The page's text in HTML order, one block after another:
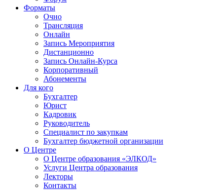
Форматы
Очно
Трансляция
Онлайн
Запись Мероприятия
Дистанционно
Запись Онлайн-Курса
Корпоративный
Абонементы
Для кого
Бухгалтер
Юрист
Кадровик
Руководитель
Специалист по закупкам
Бухгалтер бюджетной организации
О Центре
О Центре образования «ЭЛКОД»
Услуги Центра образования
Лекторы
Контакты